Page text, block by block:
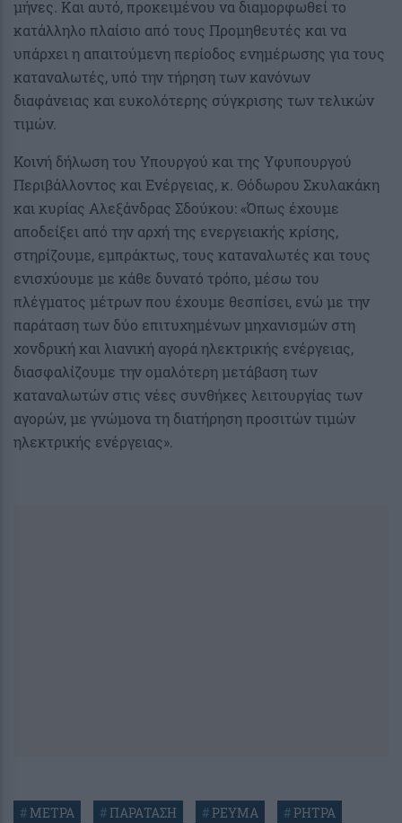
μήνες. Και αυτό, προκειμένου να διαμορφωθεί το
κατάλληλο πλαίσιο από τους Προμηθευτές και να
υπάρχει η απαιτούμενη περίοδος ενημέρωσης για τους
καταναλωτές, υπό την τήρηση των κανόνων
διαφάνειας και ευκολότερης σύγκρισης των τελικών
τιμών.
Κοινή δήλωση του Υπουργού και της Υφυπουργού
Περιβάλλοντος και Ενέργειας, κ. Θόδωρου Σκυλακάκη
και κυρίας Αλεξάνδρας Σδούκου: «Όπως έχουμε
αποδείξει από την αρχή της ενεργειακής κρίσης,
στηρίζουμε, εμπράκτως, τους καταναλωτές και τους
ενισχύουμε με κάθε δυνατό τρόπο, μέσω του
πλέγματος μέτρων που έχουμε θεσπίσει, ενώ με την
παράταση των δύο επιτυχημένων μηχανισμών στη
χονδρική και λιανική αγορά ηλεκτρικής ενέργειας,
διασφαλίζουμε την ομαλότερη μετάβαση των
καταναλωτών στις νέες συνθήκες λειτουργίας των
αγορών, με γνώμονα τη διατήρηση προσιτών τιμών
ηλεκτρικής ενέργειας».
# ΜΕΤΡΑ #ΠΑΡΑΤΑΣΗ #ΡΕΥΜΑ #ΡΗΤΡΑ